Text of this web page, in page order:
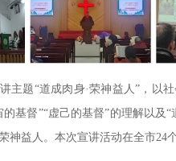
主题“道成肉身·荣神益人”，以
基督”“虚己的基督”的理解以
神益人。本次宣讲活动在全市24